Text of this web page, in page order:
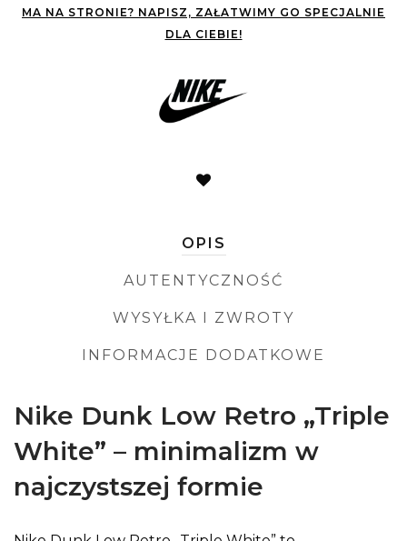
MA NA STRONIE? NAPISZ, ZAŁATWIMY GO SPECJALNIE
DLA CIEBIE!
OPIS
AUTENTYCZNOŚĆ
WYSYŁKA I ZWROTY
INFORMACJE DODATKOWE
Nike Dunk Low Retro „Triple
White” – minimalizm w
najczystszej formie